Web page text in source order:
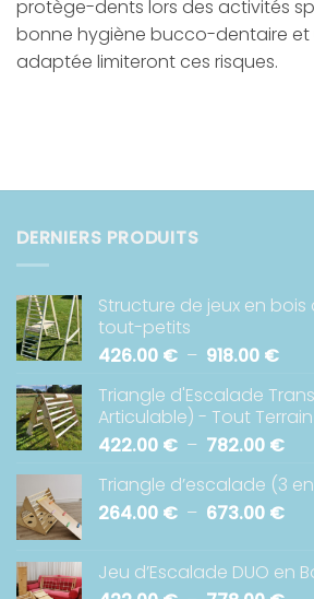
protège-dents lors des activités
bonne hygiène bucco-dentaire
adaptée limiteront ces risques.
DERNIERS PRODUITS
Structure de jeux en bois
tout-petits
426.00 € – 918.00 €Plage
prix :
à
Triangle d'Escalade
Articulable) - Tout Terrain
422.00 € – 782.00 €
prix :
Triangle d’escalade (3
264.00 € – 673.00 €
Jeu d’Escalade DUO en